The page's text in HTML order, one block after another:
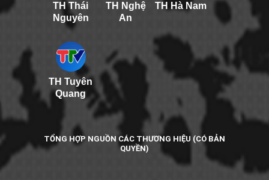
TH Thái
Nguyên
TH Nghệ
An
TH Hà Nam
TH Tuyên
Quang
TỔNG HỢP NGUỒN CÁC THƯƠNG HIỆU (CÓ BẢN
QUYỀN)